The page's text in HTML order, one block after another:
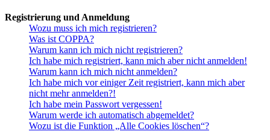
Registrierung und Anmeldung
Wozu muss ich mich registrieren?
Was ist COPPA?
Warum kann ich mich nicht registrieren?
Ich habe mich registriert, kann mich aber nicht anmelden!
Warum kann ich mich nicht anmelden?
Ich habe mich vor einiger Zeit registriert, kann mich aber
nicht mehr anmelden?!
Ich habe mein Passwort vergessen!
Warum werde ich automatisch abgemeldet?
Wozu ist die Funktion „Alle Cookies löschen“?